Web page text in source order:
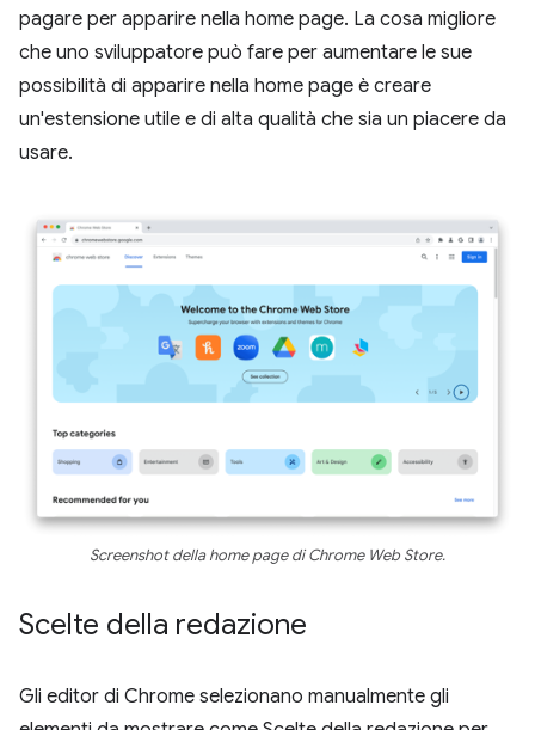
pagare per apparire nella home page. La cosa migliore
che uno sviluppatore può fare per aumentare le sue
possibilità di apparire nella home page è creare
un'estensione utile e di alta qualità che sia un piacere da
usare.
Screenshot della home page di Chrome Web Store.
Scelte della redazione
Gli editor di Chrome selezionano manualmente gli